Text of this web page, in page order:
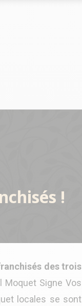
!
des trois
Moquet Signe Vos
locales se sont